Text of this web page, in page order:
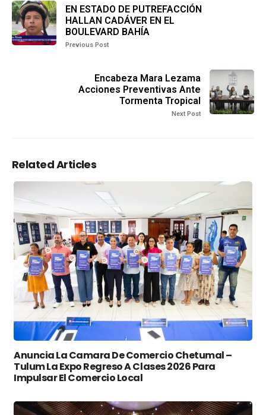
EN ESTADO DE PUTREFACCIÓN
HALLAN CADÁVER EN EL
BOULEVARD BAHÍA
Previous Post
Encabeza Mara Lezama
Acciones Preventivas Ante
Tormenta Tropical
Next Post
Related Articles
Anuncia La Camara De Comercio Chetumal –
Tulum La Expo Regreso A Clases 2026 Para
Impulsar El Comercio Local